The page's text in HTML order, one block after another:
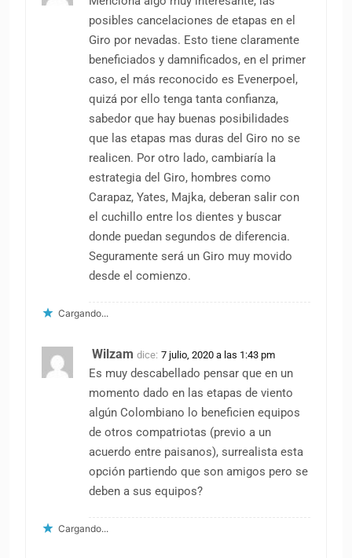
posibles cancelaciones de etapas en el
Giro por nevadas. Esto tiene claramente
beneficiados y damnificados, en el primer
caso, el más reconocido es Evenerpoel,
quizá por ello tenga tanta confianza,
sabedor que hay buenas posibilidades
que las etapas mas duras del Giro no se
realicen. Por otro lado, cambiaría la
estrategia del Giro, hombres como
Carapaz, Yates, Majka, deberan salir con
el cuchillo entre los dientes y buscar
donde puedan segundos de diferencia.
Seguramente será un Giro muy movido
desde el comienzo.
Cargando...
Wilzam dice: 7 julio, 2020 a las 1:43 pm
Es muy descabellado pensar que en un
momento dado en las etapas de viento
algún Colombiano lo beneficien equipos
de otros compatriotas (previo a un
acuerdo entre paisanos), surrealista esta
opción partiendo que son amigos pero se
deben a sus equipos?
Cargando...